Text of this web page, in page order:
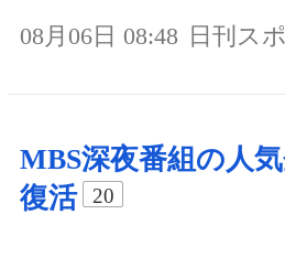
08月06日 08:48 日刊ス
MBS深夜番組の人
復活
20